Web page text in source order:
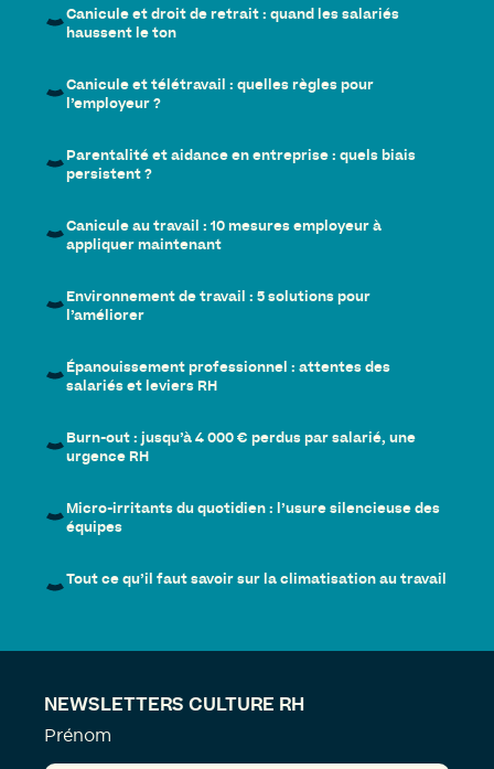
Canicule et droit de retrait : quand les salariés
haussent le ton
Canicule et télétravail : quelles règles pour
l’employeur ?
Parentalité et aidance en entreprise : quels biais
persistent ?
Canicule au travail : 10 mesures employeur à
appliquer maintenant
Environnement de travail : 5 solutions pour
l’améliorer
Épanouissement professionnel : attentes des
salariés et leviers RH
Burn-out : jusqu’à 4 000 € perdus par salarié, une
urgence RH
Micro-irritants du quotidien : l’usure silencieuse des
équipes
Tout ce qu’il faut savoir sur la climatisation au travail
NEWSLETTERS CULTURE RH
Prénom